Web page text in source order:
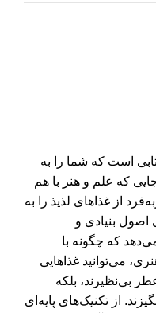
است که شما را به
که علم و هنر با هم
از غذاهای لذیذ را به
اصول بنیادی و
که چگونه با
می‌توانید غذاهایی
بی‌نظیرند، بلکه
از تکنیک‌های پایه‌ای